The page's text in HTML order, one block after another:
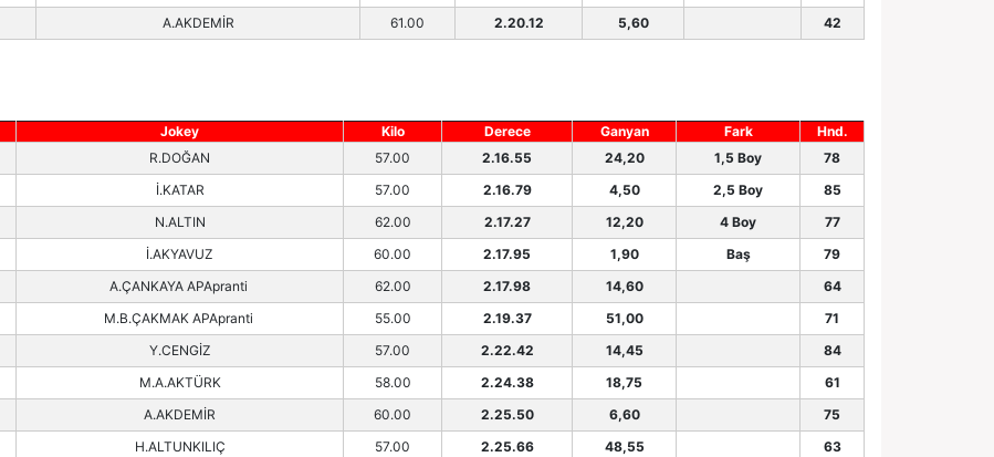
A.AKDEMİR 61.00 2.20.12 5,60 42
Jokey Kilo Derece Ganyan Fark
Hnd.
R.DOĞAN 57.00 2.16.55 24,20 1,5 Boy
78
İ.KATAR 57.00 2.16.79 4,50 2,5 Boy
85
N.ALTIN 62.00 2.17.27 12,20 4 Boy
77
İ.AKYAVUZ 60.00 2.17.95 1,90 Baş
79
A.ÇANKAYA APApranti 62.00 2.17.98 14,60
64
M.B.ÇAKMAK APApranti 55.00 2.19.37 51,00
71
Y.CENGİZ 57.00 2.22.42 14,45
84
M.A.AKTÜRK 58.00 2.24.38 18,75
61
A.AKDEMİR 60.00 2.25.50 6,60
75
H.ALTUNKILIÇ 57.00 2.25.66 48,55
63